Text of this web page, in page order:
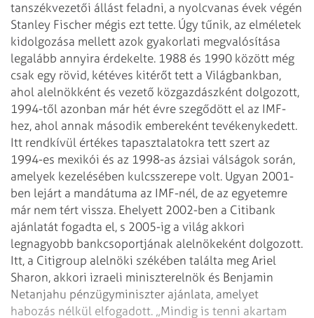
tanszékvezetői állást feladni, a nyolcvanas évek végén
Stanley Fischer mégis ezt tette. Úgy tűnik, az elméletek
kidolgozása mellett azok gyakorlati megvalósítása
legalább annyira érdekelte. 1988 és 1990 között még
csak egy rövid, kétéves kitérőt tett a Világbankban,
ahol alelnökként és vezető közgazdászként dolgozott,
1994-től azonban már hét évre szegődött el az IMF-
hez, ahol annak második embereként tevékenykedett.
Itt rendkívül értékes tapasztalatokra tett szert az
1994-es mexikói és az 1998-as ázsiai válságok során,
amelyek kezelésében kulcsszerepe volt. Ugyan 2001-
ben lejárt a mandátuma az IMF-nél, de az egyetemre
már nem tért vissza. Ehelyett 2002-ben a Citibank
ajánlatát fogadta el, s 2005-ig a világ akkori
legnagyobb bankcsoportjának alelnökeként dolgozott.
Itt, a Citigroup alelnöki székében találta meg Ariel
Sharon, akkori izraeli miniszterelnök és Benjamin
Netanjahu pénzügyminiszter ajánlata, amelyet
habozás nélkül elfogadott. „Mindig is tenni akartam